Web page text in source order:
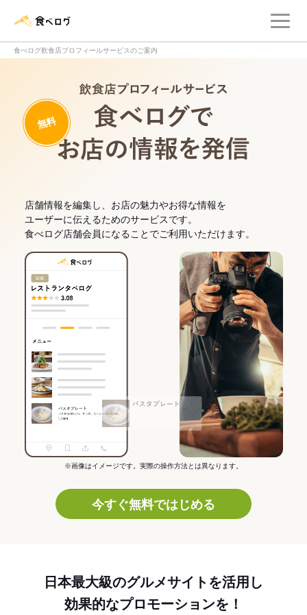
食べログ飲食店プロフィールサービスのご案内
無料
店舗情報を編集し、お店の魅力やお得な情報を
ユーザーに伝えるためのサービスです。
食べログ店舗会員になることでご利用いただけます。
※画像はイメージです。実際の操作方法とは異なります。
今すぐ無料ではじめる
日本最大級のグルメサイトを活用し
効果的なプロモーションを！